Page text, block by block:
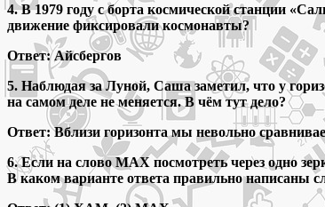
4. В 1979 году с борта космической станции
движение фиксировали космонавты?
Ответ: Айсбергов
5. Наблюдая за Луной, Саша заметил, что у
на самом деле не меняется. В чём тут дело?
Ответ: Вблизи горизонта мы невольно
6. Если на слово МАХ посмотреть через одно
В каком варианте ответа правильно написаны